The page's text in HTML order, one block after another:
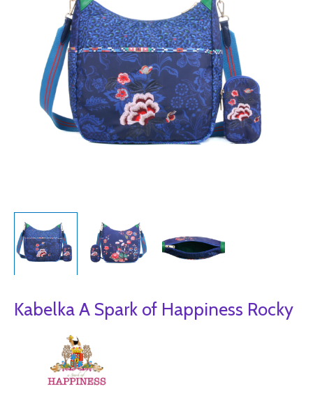
Kabelka A Spark of Happiness Rocky
byla:
1
099 Kč.
je:
989 Kč.
Happiness
množství